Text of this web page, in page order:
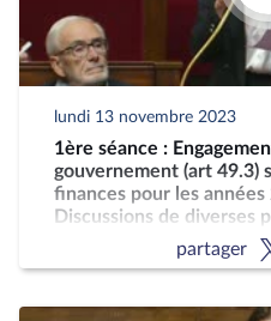
lundi 13 novembre 2023
1ère séance :
gouvernement (art 49.3)
finances pour les années
Discussions de diverses
partager